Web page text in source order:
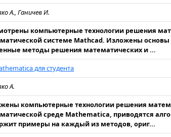
А., Ганичев И.
компьютерные технологии решения
системе Mathcad. Изложены
методы решения математических и ...
для студента
А.
компьютерные технологии решения
среде Mathematica, приводятся
примеры на каждый из методов, ориг...